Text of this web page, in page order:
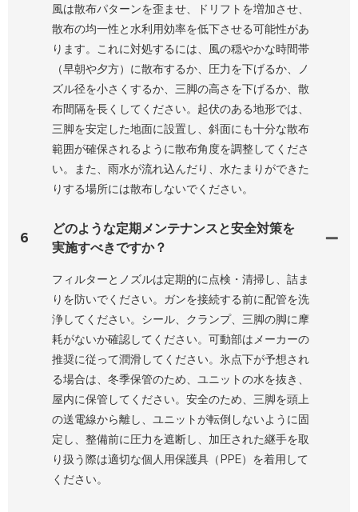
風は散布パターンを歪ませ、ドリフトを増加させ、
散布の均一性と水利用効率を低下させる可能性があ
ります。これに対処するには、風の穏やかな時間帯
（早朝や夕方）に散布するか、圧力を下げるか、ノ
ズル径を小さくするか、三脚の高さを下げるか、散
布間隔を長くしてください。起伏のある地形では、
三脚を安定した地面に設置し、斜面にも十分な散布
範囲が確保されるように散布角度を調整してくださ
い。また、雨水が流れ込んだり、水たまりができた
りする場所には散布しないでください。
6
どのような定期メンテナンスと安全対策を
実施すべきですか？
フィルターとノズルは定期的に点検・清掃し、詰ま
りを防いでください。ガンを接続する前に配管を洗
浄してください。シール、クランプ、三脚の脚に摩
耗がないか確認してください。可動部はメーカーの
推奨に従って潤滑してください。氷点下が予想され
る場合は、冬季保管のため、ユニットの水を抜き、
屋内に保管してください。安全のため、三脚を頭上
の送電線から離し、ユニットが転倒しないように固
定し、整備前に圧力を遮断し、加圧された継手を取
り扱う際は適切な個人用保護具（PPE）を着用して
ください。